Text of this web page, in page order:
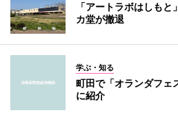
「アートラボはしも
カ堂が撤退
学ぶ・知る
町田で「オランダフ
に紹介